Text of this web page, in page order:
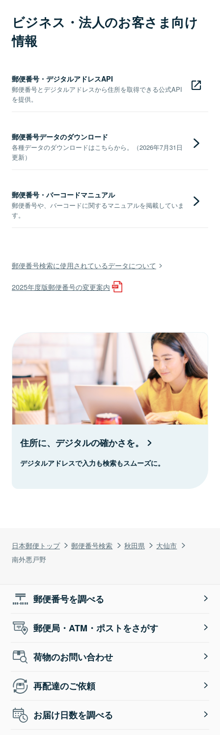
日本郵便トップ 郵便番号検索 秋田県
大仙市
南外悪戸野
ビジネス・法人のお客さま向け
情報
郵便番号・デジタルアドレスAPI
郵便番号とデジタルアドレスから住所を取得できる公式API
を提供。
郵便番号データのダウンロード
各種データのダウンロードはこちらから。（2026年7月31日
更新）
郵便番号・バーコードマニュアル
郵便番号や、バーコードに関するマニュアルを掲載していま
す。
郵便番号検索に使用されているデータについて
2025年度版郵便番号の変更案内
住所に、デジタルの確かさを。
デジタルアドレスで入力も検索もスムーズに。
郵便番号を調べる
郵便局・ATM・ポストをさがす
荷物のお問い合わせ
再配達のご依頼
お届け日数を調べる